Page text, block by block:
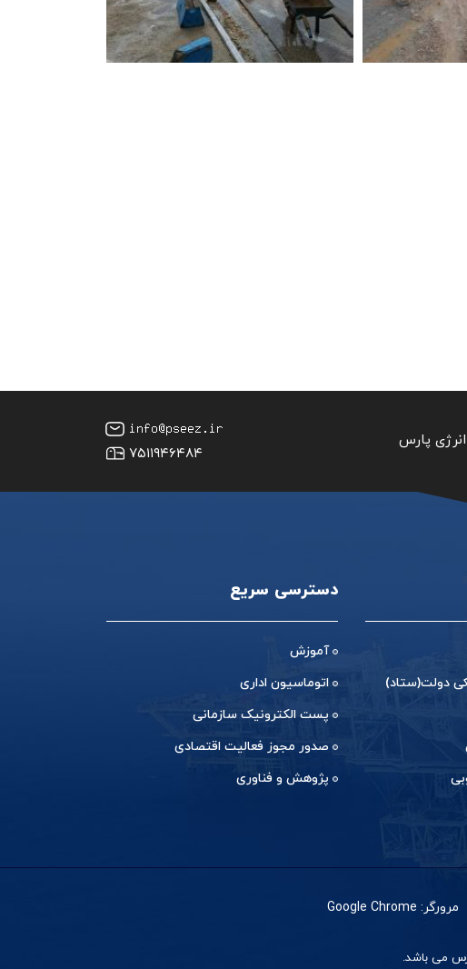
پارس
۷۵۱۱۹۴۶۴۸۴
دولت(ستاد)
دسترسی سریع
آموزش
اتوماسیون اداری
پست الکترونیک سازمانی
صدور مجوز فعالیت اقتصادی
پژوهش و فناوری
مرورگر: Google Chrome
می باشد.